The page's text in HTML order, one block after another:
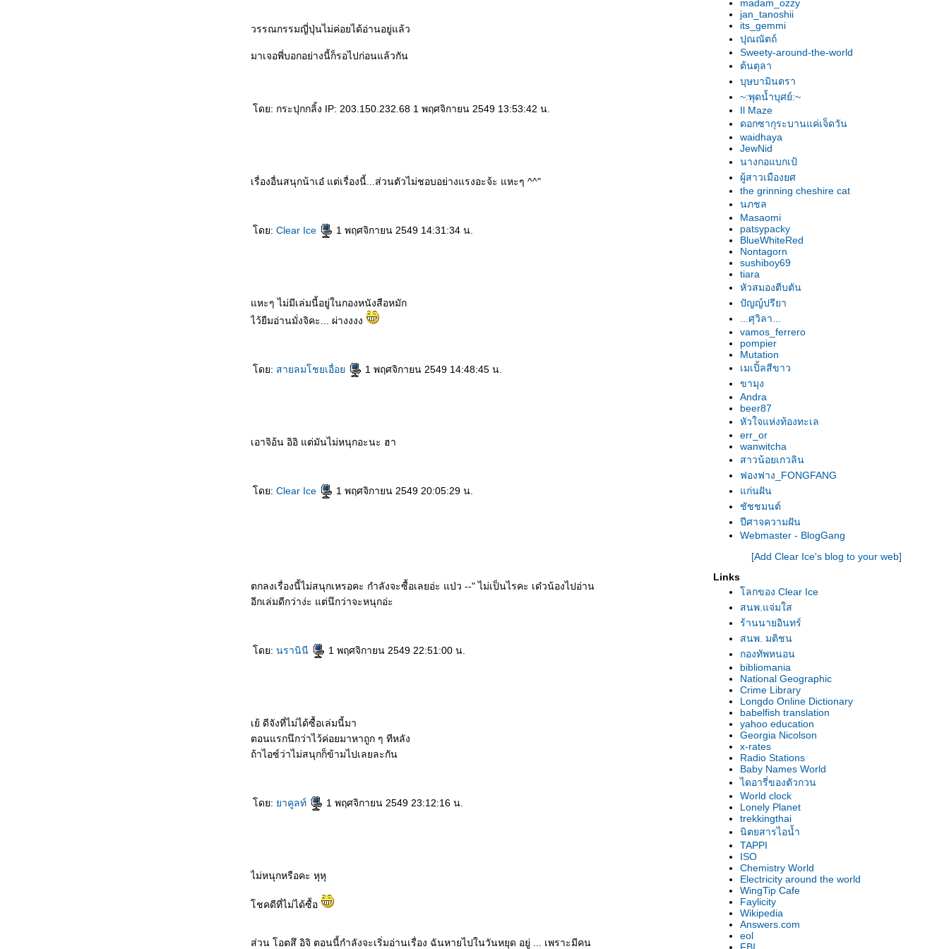
วรรณกรรมญี่ปุ่นไม่ค่อยได้อ่านอยู่แล้ว
มาเจอพี่บอกอย่างนี้ก็รอไปก่อนแล้วกัน
ดย: กระปุกกลิ้ง IP: 203.150.232.68 1 พฤศจิกายน 2549 13:53:42 น.
เรื่องอื่นสนุกน้าเอ๋ แต่เรื่องนี้...ส่วนตัวไม่ชอบอย่างแรงอะจ้ะ แหะๆ ^^"
ดย: Clear Ice 1 พฤศจิกายน 2549 14:31:34 น.
หะๆ ไม่มีเล่มนี้อยู่ในกองหนังสือหมัก
ไว้ยืมอ่านมั่งจิคะ... ผ่างงงง
ดย: สายลมโชยเอื่อ 1 พฤศจิกายน 2549 14:48:45 น.
เอาจิอ้น อิอิ แต่มันไม่หนุกอะนะ ฮา
ดย: Clear Ice 1 พฤศจิกายน 2549 20:05:29 น.
ตกลงเรื่องนี้ไม่สนุกเหรอคะ กำลังจะซื้อเลยอ่ะ แป่ว --" ไม่เป็นไรคะ เด๋วน้องไปอ่าน
อีกเล่มดีกว่าง่ะ แต่นึกว่าจะหนุกอ่ะ
ดย: นรานินี 1 พฤศจิกายน 2549 22:51:00 น.
เย้ ดีจังที่ไม่ได้ซื้อเล่มนี้มา
ตอนแรกนึกว่าไว้ค่อยมาหาถูก ๆ ทีหลัง
ถ้าไอซ์ว่าไม่สนุกก็ข้ามไปเลยละกัน
ดย: าคูลท์ 1 พฤศจิกายน 2549 23:12:16 น.
ไม่หนุกหรือคะ หุหุ
ชคดีที่ไม่ได้ซื้อ
ส่วน โอตสึ อิจิ ตอนนี้กำลังจะเริ่มอ่านเรื่อง ฉันหายไปในวันหยุด อยู่ ... เพราะมีคน
madam_ozzy
jan_tanoshii
its_gemmi
ปุณณัตถ์
Sweety-around-the-world
ต้นตุลา
บุษบามินตรา
~:พุดน้ำบุศย์:~
Il Maze
ดอกซากุระบานแค่เจ็ดวัน
waidhaya
JewNid
นางกอแบกเป้
ผู้สาวเมืองยศ
the grinning cheshire cat
นภชล
Masaomi
patsypacky
BlueWhiteRed
Nontagorn
sushiboy69
tiara
หัวสมองตีบตัน
ปัญญ์ปรียา
...ศุวิลา...
vamos_ferrero
pompier
Mutation
เมเปิ้ลสีขาว
ขามุง
Andra
beer87
หัวใจแห่งท้องทะเล
err_or
wanwitcha
สาวน้อยเกวลิน
ฟองฟาง_FONGFANG
ก่นฝัน
ชัชชมนต์
ปีศาจความฝัน
Webmaster - BlogGang
[Add Clear Ice's blog to your web]
Links
ลกของ Clear Ice
สนพ.แจ่มใส
ร้านนายอินทร์
สนพ. มติชน
กองทัพหนอน
bibliomania
National Geographic
Crime Library
Longdo Online Dictionary
babelfish translation
yahoo education
Georgia Nicolson
x-rates
Radio Stations
Baby Names World
ไดอารี่ของตัวกวน
World clock
Lonely Planet
trekkingthai
นิตยสารไอน้ำ
TAPPI
ISO
Chemistry World
Electricity around the world
WingTip Cafe
Faylicity
Wikipedia
Answers.com
eol